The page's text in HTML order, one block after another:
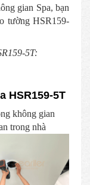
gian Spa, bạn
tường HSR159-
5T:
HSR159-5T
không gian
trong nhà